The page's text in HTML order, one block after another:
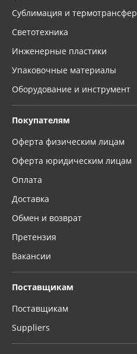
Сублимация и термотрансфер
Светотехника
Инженерные пластики
Упаковочные материалы
Оборудование и инструмент
Покупателям
Оферта физическим лицам
Оферта юридическим лицам
Оплата
Доставка
Обмен и возврат
Претензия
Вакансии
Поставщикам
Поставщикам
Suppliers